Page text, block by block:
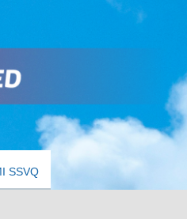
SSVQ